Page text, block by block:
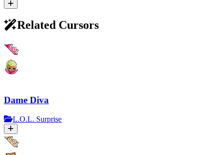
Related Cursors
Dame Diva
L.O.L. Surprise